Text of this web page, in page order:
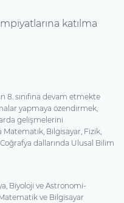
katılma
8. sınıfına devam etmekte
yapmaya özendirmek,
gelişmelerini
Matematik, Bilgisayar, Fizik,
dallarında Ulusal Bilim
Biyoloji ve Astronomi-
ve Bilgisayar